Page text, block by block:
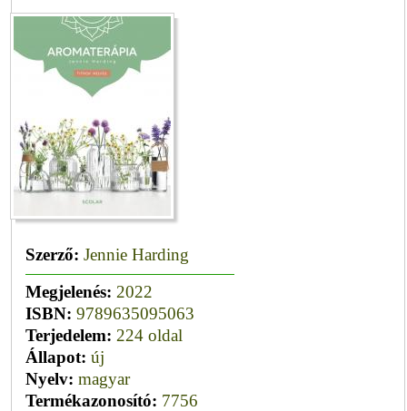
Szerző: Jennie Harding
Megjelenés: 2022
ISBN: 9789635095063
Terjedelem: 224 oldal
Állapot: új
Nyelv: magyar
Termékazonosító: 7756